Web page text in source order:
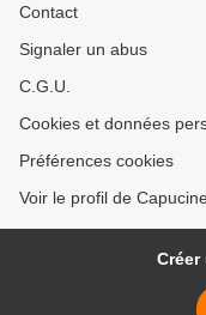
Contact
Signaler un abus
C.G.U.
Cookies et données
Préférences cookies
Voir le profil de